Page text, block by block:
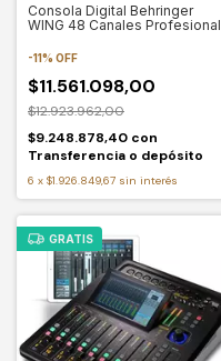
Consola Digital Behringer
WING 48 Canales Profesional
-11% OFF
$11.561.098,00
$12.923.962,00
$9.248.878,40 con
Transferencia o depósito
6 x $1.926.849,67 sin interés
GRATIS